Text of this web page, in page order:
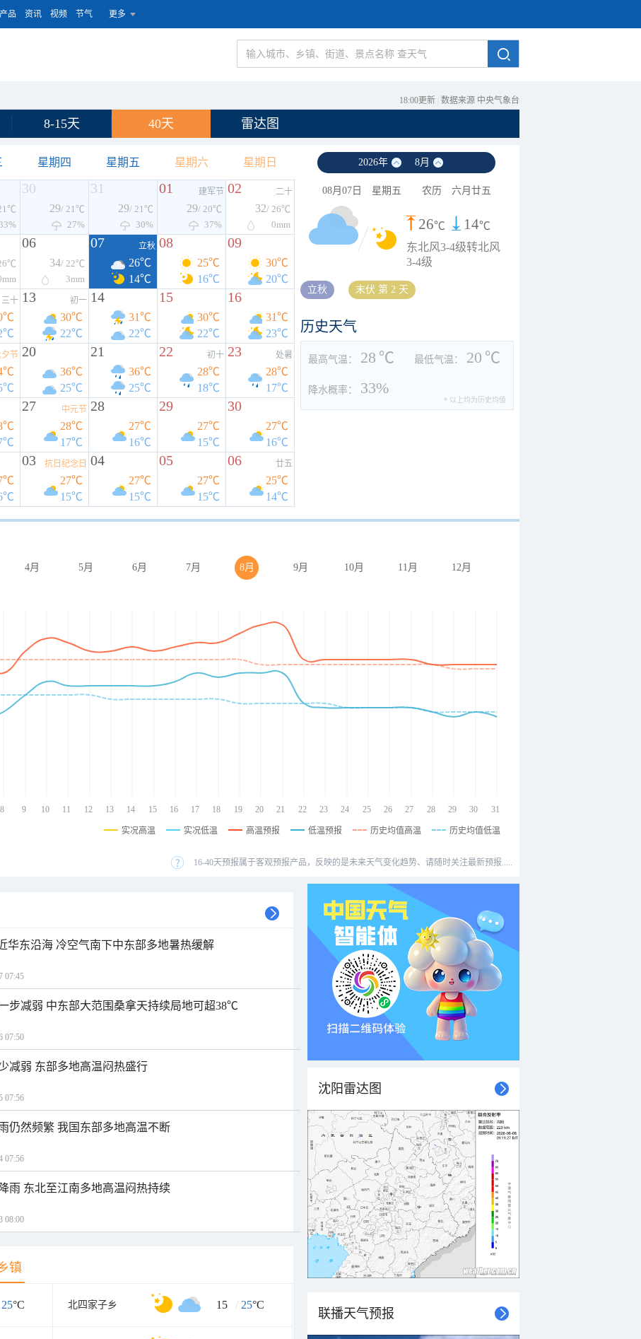
品 资讯 视频 节气 更多
18:00更新 数据来源 中央气象台
8-15天 40天 雷达图
星期四 星期五 星期六 星期日
30
29/ 21℃
27%
31
29/ 21℃
30%
01 建军节
29/ 20℃
37%
02 二十
32/ 26℃
0mm
mm
06
34/ 22℃
3mm
07 立秋
26℃
14℃
08
25℃
16℃
09
30℃
20℃
三十 13 初一
30℃
22℃
14
31℃
22℃
15
30℃
22℃
16
31℃
23℃
节 20
36℃
25℃
21
36℃
25℃
22 初十
28℃
18℃
23 处暑
28℃
17℃
27 中元节
28℃
17℃
28
27℃
16℃
29
27℃
15℃
30
27℃
16℃
03 抗日纪念日
27℃
15℃
04
27℃
15℃
05
27℃
15℃
06 廿五
25℃
14℃
2026年 8月
08月07日 星期五 农历 六月廿五
26℃ 14℃
东北风3-4级转北风
3-4级
立秋 末伏 第 2 天
历史天气
最高气温： 28 ℃ 最低气温： 20 ℃
降水概率： 33%
* 以上均为历史均值
4月 5月 6月 7月 8月 9月 10月 11月 12月
8 9 10 11 12 13 14 15 16 17 18 19 20 21 22 23 24 25 26 27 28 29 30 31
实况高温 实况低温 高温预报 低温预报 历史均值高温 历史均值低温
16-40天预报属于客观预报产品，反映的是未来天气变化趋势、请随时关注最新预报.....
华东沿海 冷空气南下中东部多地暑热缓解
07:45
步减弱 中东部大范围桑拿天持续局地可超38℃
07:50
减弱 东部多地高温闷热盛行
07:56
仍然频繁 我国东部多地高温不断
07:56
雨 东北至江南多地高温闷热持续
08:00
镇
25°C 北四家子乡 15 / 25°C
沈阳雷达图
联播天气预报